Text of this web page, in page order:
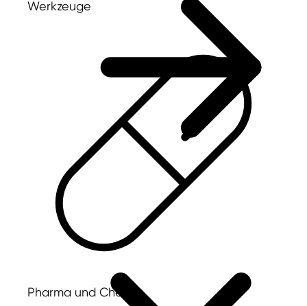
Werkzeuge
Pharma und Chemie